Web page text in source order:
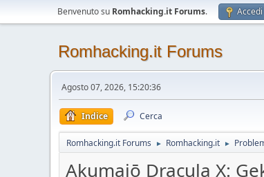
Benvenuto su Romhacking.it Forums. Accedi
Romhacking.it Forums
Agosto 07, 2026, 15:20:36
Indice Cerca
Romhacking.it Forums ► Romhacking.it ►
Akumajō Dracula X: